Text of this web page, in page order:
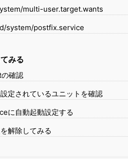
multi-user.target.wants
system/postfix.service
みる
確認
定されているユニットを確認
に自動起動設定する
解除してみる